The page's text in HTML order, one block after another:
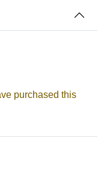
purchased this